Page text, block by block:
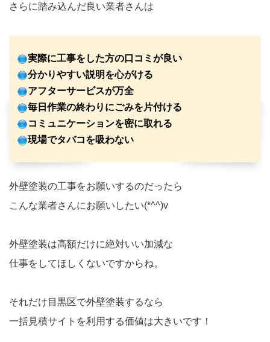
さらに踏み込んだ良い業者さんは
実際に工事をした方の口コミが良い
分かりやすい説明を心がける
アフターサービスが万全
毎日作業の終わりにごみを片付ける
コミュニケーションを密に取れる
現場でタバコを吸わない
外壁塗装の工事をお願いするのだったら
こんな業者さんにお願いしたい(*^^)v
外壁塗装は高額だけに絶対いい加減な
仕事をしてほしくないですからね。
それだけ目黒区で外壁塗装するなら
一括見積サイトを利用する価値は大きいです！